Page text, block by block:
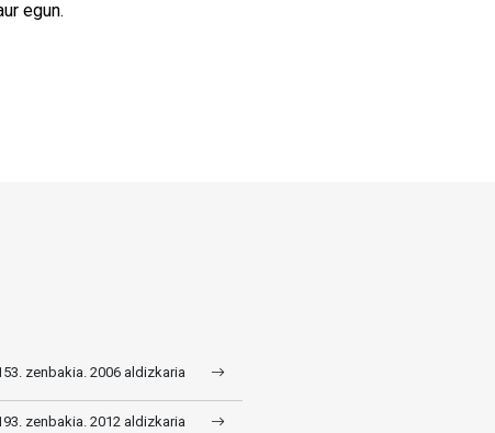
egun.
zenbakia. 2006 aldizkaria
zenbakia. 2012 aldizkaria